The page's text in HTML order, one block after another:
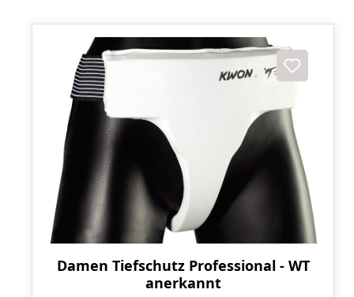
Damen Tiefschutz Professional - WT
anerkannt